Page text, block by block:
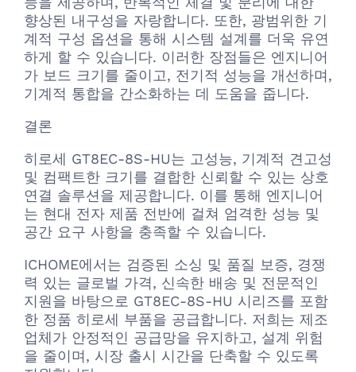
향상된 내구성을 자랑합니다. 또한, 광범위한 기
계적 구성 옵션을 통해 시스템 설계를 더욱 유연
하게 할 수 있습니다. 이러한 장점들은 엔지니어
가 보드 크기를 줄이고, 전기적 성능을 개선하며,
기계적 통합을 간소화하는 데 도움을 줍니다.
결론
히로세 GT8EC-8S-HU는 고성능, 기계적 견고성
및 컴팩트한 크기를 결합한 신뢰할 수 있는 상호
연결 솔루션을 제공합니다. 이를 통해 엔지니어
는 현대 전자 제품 전반에 걸쳐 엄격한 성능 및
공간 요구 사항을 충족할 수 있습니다.
ICHOME에서는 검증된 소싱 및 품질 보증, 경쟁
력 있는 글로벌 가격, 신속한 배송 및 전문적인
지원을 바탕으로 GT8EC-8S-HU 시리즈를 포함
한 정품 히로세 부품을 공급합니다. 저희는 제조
업체가 안정적인 공급망을 유지하고, 설계 위험
을 줄이며, 시장 출시 시간을 단축할 수 있도록